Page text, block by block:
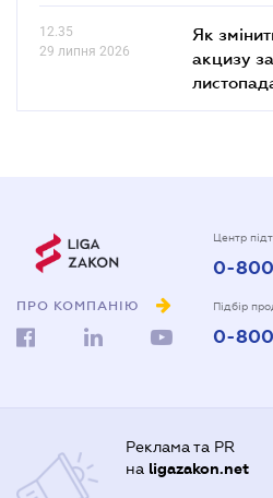
12.35
29 липня 2026
Як
акцизу
ПРО КОМПАНІЮ
Центр
0-
Підбір
0-
Реклама та PR
на ligazakon.net